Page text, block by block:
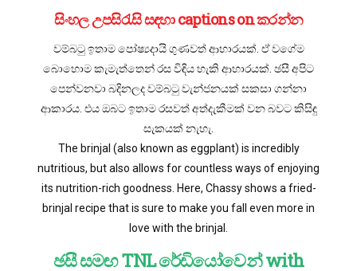
සිංහල උපසිරැසි සඳහා captions on කරන්න
වම්බටු ඉතාම පෝෂ්‍යදායි ගුණවත් ආහාරයක්. ඒ වගේම
බොහොම කැමැත්තෙන් රස විඳිය හැකි ආහාරයක්. ඡසී අපිට
පෙන්වනවා බදිනලද වම්බටු වැන්ජනයක් සකසා ගන්නා
ආකාරය. එය ඔබට ඉතාම රසවත් අත්දැකීමක් වන බවට කිසිඳු
සැකයක් නැහැ.
The brinjal (also known as eggplant) is incredibly
nutritious, but also allows for countless ways of enjoying
its nutrition-rich goodness. Here, Chassy shows a fried-
brinjal recipe that is sure to make you fall even more in
love with the brinjal.
ඡසී සමඟ TNL රේඩියෝවෙන් with